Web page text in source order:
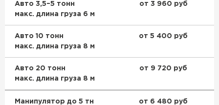
Авто 3,5–5 тонн
макс. длина груза 6 м
от 3 960 руб
Авто 10 тонн
макс. длина груза 8 м
от 5 400 руб
Авто 20 тонн
макс. длина груза 8 м
от 9 720 руб
Манипулятор до 5 тн
от 6 480 руб